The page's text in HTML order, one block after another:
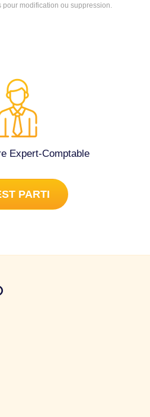
modification ou suppression.
Expert-Comptable
PARTI